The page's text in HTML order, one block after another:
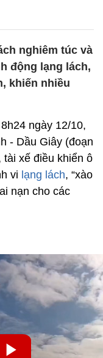
nghiêm túc và
động lạng lách,
khiến nhiều
ngày 12/10,
- Dầu Giây (đoạn
xế điều khiển ô
vi lạng lách, “xào
nạn cho các